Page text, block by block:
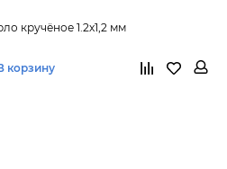
кручёное 1.2х1,2 мм
корзину